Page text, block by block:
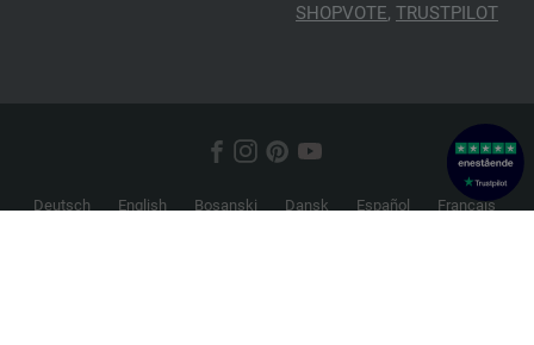
SHOPVOTE, TRUSTPILOT
Deutsch English Bosanski Dansk Español
Français